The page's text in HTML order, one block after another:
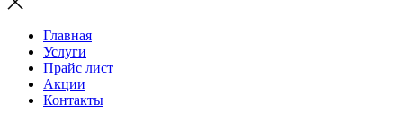
Главная
Услуги
Прайс лист
Акции
Контакты